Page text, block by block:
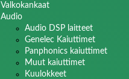
Valkokankaat
Audio
Audio DSP laitteet
Genelec Kaiuttimet
Panphonics kaiuttimet
Muut kaiuttimet
Kuulokkeet